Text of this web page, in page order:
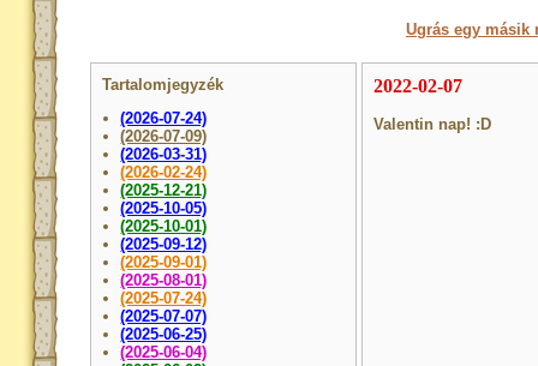
Ugrás egy másik
Tartalomjegyzék
(2026-07-24)
(2026-07-09)
(2026-03-31)
(2026-02-24)
(2025-12-21)
(2025-10-05)
(2025-10-01)
(2025-09-12)
(2025-09-01)
(2025-08-01)
(2025-07-24)
(2025-07-07)
(2025-06-25)
(2025-06-04)
2022-02-07
Valentin nap! :D